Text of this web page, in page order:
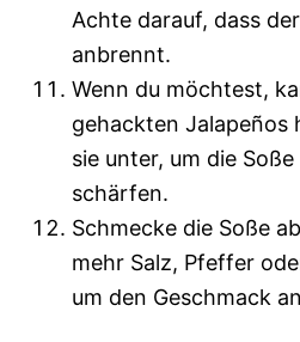
Achte darauf, dass
anbrennt.
Wenn du möchtest,
gehackten Jalapeños
sie unter, um die
schärfen.
Schmecke die Soße
mehr Salz, Pfeffer
um den Geschmack